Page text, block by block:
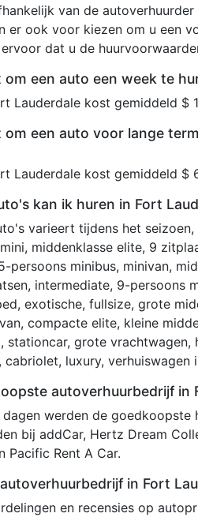
van de
er ook voor kiezen om u een
dat u de
een auto een week te
Lauderdale kost gemiddeld $
om een auto voor lange
Lauderdale kost gemiddeld
kan ik huren in Fort
varieert tijdens het
middenklasse elite, 9
persoons minibus, minivan,
intermediate, 9-persoons
exotische, fullsize, grote
compacte elite, kleine
stationcar, grote
luxury, verhuiswagen
autoverhuurbedrijf in
werden de goedkoopste
bij addCar, Hertz Dream
Pacific Rent A Car.
in Fort
en recensies op